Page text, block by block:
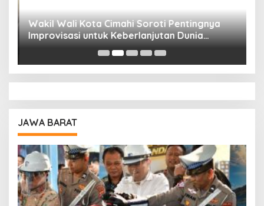
Wakil Wali Kota Cimahi Soroti Pentingnya
Improvisasi untuk Keberlanjutan Dunia
Pendidikan
JAWA BARAT